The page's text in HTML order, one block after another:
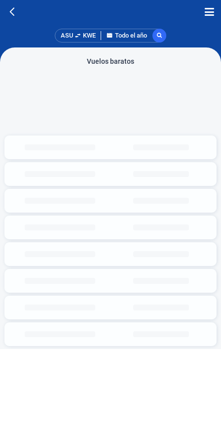
ASU KWE Todo el año
Vuelos baratos